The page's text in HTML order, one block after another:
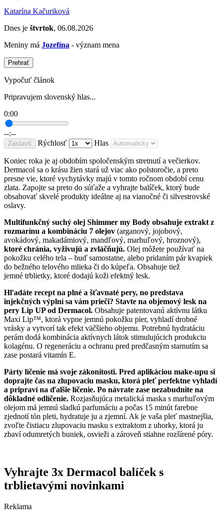
Katarína Kačuriková
Dnes je štvrtok, 06.08.2026
Meniny má Jozefína - význam mena
Prehrať
Vypočuť článok
Pripravujem slovenský hlas...
0:00
--:--
Zastaviť Rýchlosť Hlas
Koniec roka je aj obdobím spoločenským stretnutí a večierkov.
Dermacol sa o krásu žien stará už viac ako polstoročie, a preto
presne vie, ktoré vychytávky majú v tomto ročnom období cenu
zlata. Zapojte sa preto do súťaže a vyhrajte balíček, ktorý bude
obsahovať skvelé produkty ideálne aj na vianočné či silvestrovské
oslavy.
Multifunkčný suchý olej Shimmer my Body obsahuje extrakt z
rozmarínu a kombináciu 7 olejov (arganový, jojobový,
avokádový, makadámiový, mandľový, marhuľový, hroznový),
ktoré chránia, vyživujú a zvláčňujú. Olej môžete používať na
pokožku celého tela – buď samostatne, alebo pridaním pár kvapiek
do bežného telového mlieka či do kúpeľa. Obsahuje tiež
jemné trblietky, ktoré dodajú koži efektný lesk.
Hľadáte recept na plné a šťavnaté pery, no predstava
injekčných výplní sa vám prieči? Stavte na objemový lesk na
pery Lip UP od Dermacol. Obsahuje patentovanú aktívnu látku
Maxi Lip™, ktorá vypne jemnú pokožku pier, vyhladí drobné
vrásky a vytvorí tak efekt väčšieho objemu. Potrebnú hydratáciu
perám dodá kombinácia aktívnych látok stimulujúcich produkciu
kolagénu. O regeneráciu a ochranu pred predčasným starnutím sa
zase postará vitamín E.
Párty líčenie má svoje zákonitosti. Pred aplikáciou make-upu si
doprajte čas na zlupovaciu masku, ktorá pleť perfektne vyhladí
a pripraví na ďalšie líčenie. Po návrate zase nezabudnite na
dôkladné odlíčenie. Rozjasňujúca metalická maska s marhuľovým
olejom má jemnú sladkú parfumáciu a počas 15 minút farebne
zjednotí tón pleti, hydratuje ju a zjemní. Ak je vaša pleť mastnejšia,
zvoľte čistiacu zlupovaciu masku s extraktom z uhorky, ktorá ju
zbaví odumretých buniek, osvieži a zároveň stiahne rozšírené póry.
Vyhrajte 3x Dermacol balíček s
trblietavými novinkami
Reklama